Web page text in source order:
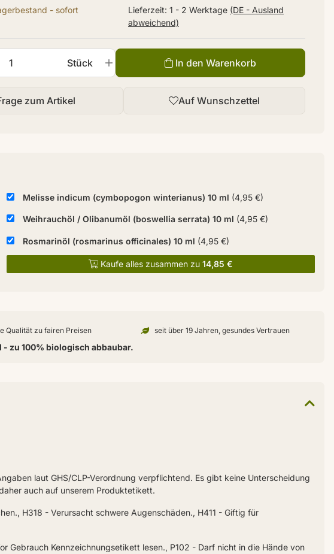
zum Artikel Auf Wunschzettel
Stück In den Warenkorb
- sofort
Lieferzeit: 1 - 2 Werktage (DE - Ausland
abweichend)
Melisse indicum (cymbopogon winterianus) 10 ml (4,95 €)
Weihrauchöl / Olibanumöl (boswellia serrata) 10 ml (4,95 €)
Rosmarinöl (rosmarinus officinales) 10 ml (4,95 €)
Kaufe alles zusammen zu14,85 €
Qualität zu fairen Preisen seit über 19 Jahren, gesundes Vertrauen
- zu 100% biologisch abbaubar.
laut GHS/CLP-Verordnung verpflichtend. Es gibt keine Unterscheidung
auch auf unserem Produktetikett.
H318 - Verursacht schwere Augenschäden., H411 - Giftig für
Gebrauch Kennzeichnungsetikett lesen., P102 - Darf nicht in die Hände von